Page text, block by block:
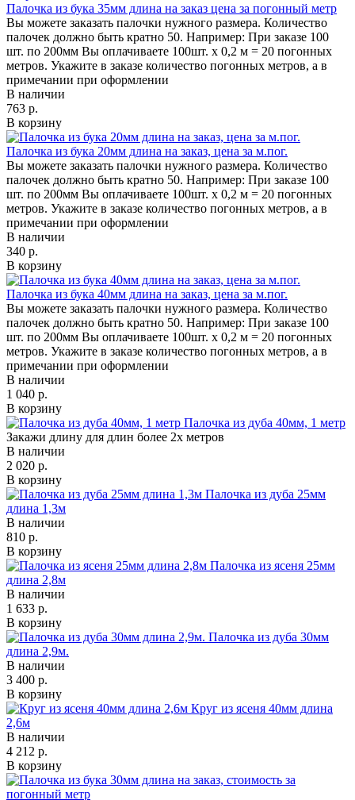
Палочка из бука 35мм длина на заказ цена за погонный метр
Вы можете заказать палочки нужного размера. Количество
палочек должно быть кратно 50. Например: При заказе 100
шт. по 200мм Вы оплачиваете 100шт. х 0,2 м = 20 погонных
метров. Укажите в заказе количество погонных метров, а в
примечании при оформлении
В наличии
763 р.
В корзину
Палочка из бука 20мм длина на заказ, цена за м.пог.
Вы можете заказать палочки нужного размера. Количество
палочек должно быть кратно 50. Например: При заказе 100
шт. по 200мм Вы оплачиваете 100шт. х 0,2 м = 20 погонных
метров. Укажите в заказе количество погонных метров, а в
примечании при оформлении
В наличии
340 р.
В корзину
Палочка из бука 40мм длина на заказ, цена за м.пог.
Вы можете заказать палочки нужного размера. Количество
палочек должно быть кратно 50. Например: При заказе 100
шт. по 200мм Вы оплачиваете 100шт. х 0,2 м = 20 погонных
метров. Укажите в заказе количество погонных метров, а в
примечании при оформлении
В наличии
1 040 р.
В корзину
Палочка из дуба 40мм, 1 метр
Закажи длину для длин более 2х метров
В наличии
2 020 р.
В корзину
Палочка из дуба 25мм
длина 1,3м
В наличии
810 р.
В корзину
Палочка из ясеня 25мм
длина 2,8м
В наличии
1 633 р.
В корзину
Палочка из дуба 30мм
длина 2,9м.
В наличии
3 400 р.
В корзину
Круг из ясеня 40мм длина
2,6м
В наличии
4 212 р.
В корзину